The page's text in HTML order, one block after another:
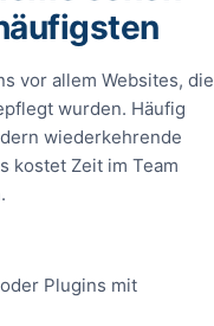
vor allem Websites, die
wurden. Häufig
wiederkehrende
kostet Zeit im Team
Plugins mit